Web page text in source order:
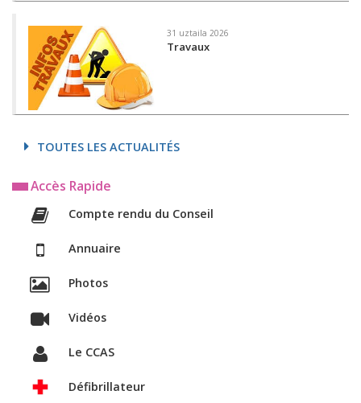
31 uztaila 2026
Travaux
TOUTES LES ACTUALITÉS
Accès Rapide
Compte rendu du Conseil
Annuaire
Photos
Vidéos
Le CCAS
Défibrillateur